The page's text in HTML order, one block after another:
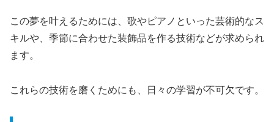
この夢を叶えるためには、歌やピアノといった芸術的なス
キルや、季節に合わせた装飾品を作る技術などが求められ
ます。
これらの技術を磨くためにも、日々の学習が不可欠です。